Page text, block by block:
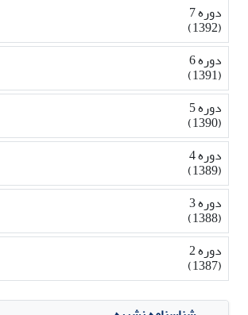
دوره 7
(1392)
دوره 6
(1391)
دوره 5
(1390)
دوره 4
(1389)
دوره 3
(1388)
دوره 2
(1387)